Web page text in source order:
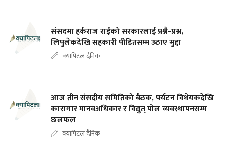
संसदमा हर्कराज राईको सरकारलाई प्रश्नै-प्रश्न,
लिपुलेकदेखि सहकारी पीडितसम्म उठाए मुद्दा
क्यापिटल दैनिक
आज तीन संसदीय समितिको बैठक, पर्यटन विधेयकदेखि
कारागार मानवअधिकार र विद्युत् पोल व्यवस्थापनसम्म
छलफल
क्यापिटल दैनिक